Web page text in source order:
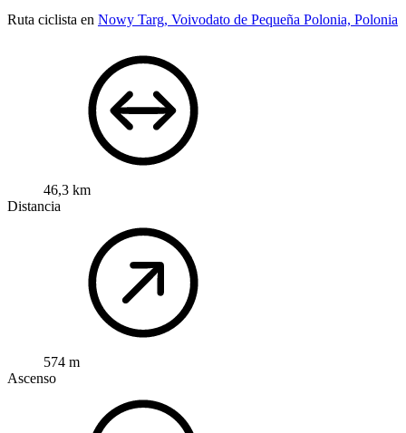
Ruta ciclista en Nowy Targ, Voivodato de Pequeña Polonia, Polonia
46,3 km
Distancia
574 m
Ascenso